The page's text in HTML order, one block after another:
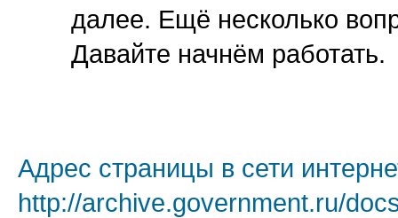
далее. Ещё несколько
Давайте начнём работать.
Адрес страницы в сети
http://archive.government.ru/